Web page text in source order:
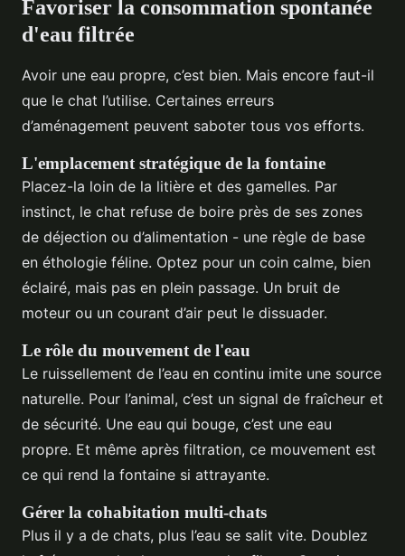
Favoriser la consommation spontanée
d'eau filtrée
Avoir une eau propre, c’est bien. Mais encore faut-il
que le chat l’utilise. Certaines erreurs
d’aménagement peuvent saboter tous vos efforts.
L'emplacement stratégique de la fontaine
Placez-la loin de la litière et des gamelles. Par
instinct, le chat refuse de boire près de ses zones
de déjection ou d’alimentation - une règle de base
en éthologie féline. Optez pour un coin calme, bien
éclairé, mais pas en plein passage. Un bruit de
moteur ou un courant d’air peut le dissuader.
Le rôle du mouvement de l'eau
Le ruissellement de l’eau en continu imite une source
naturelle. Pour l’animal, c’est un signal de fraîcheur et
de sécurité. Une eau qui bouge, c’est une eau
propre. Et même après filtration, ce mouvement est
ce qui rend la fontaine si attrayante.
Gérer la cohabitation multi-chats
Plus il y a de chats, plus l’eau se salit vite. Doublez